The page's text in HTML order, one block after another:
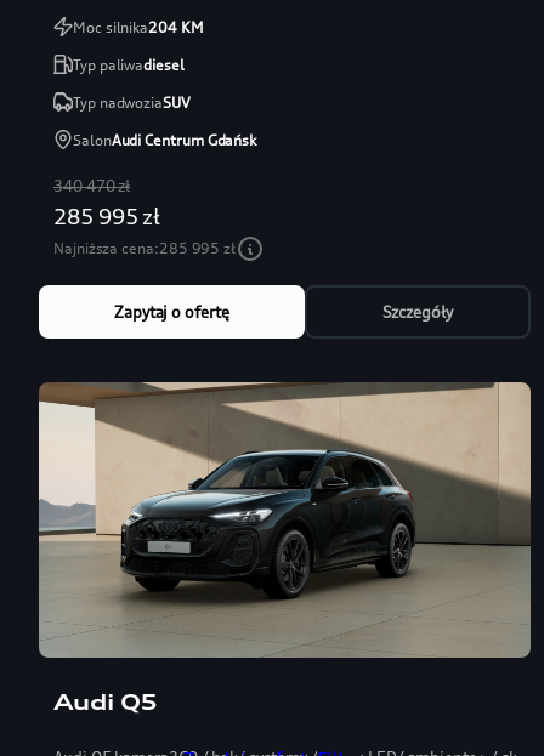
Moc silnika204KM
Typ paliwadiesel
Typ nadwoziaSUV
SalonAudi Centrum Gdańsk
340 470 zł
285 995 zł
Najniższa cena:285 995 zł
Zapytaj o ofertę Szczegóły
Audi Q5